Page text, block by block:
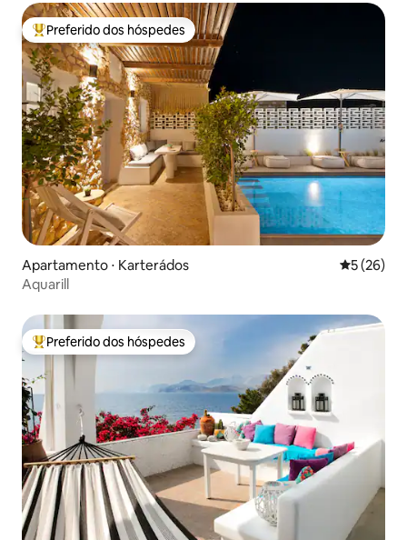
Entre os melhores preferidos dos hóspedes
Preferido dos hóspedes
Apartamento ⋅ Karterádos 5 de uma
5 (26)
Aquarill
Entre os melhores preferidos dos hóspedes
Preferido dos hóspedes